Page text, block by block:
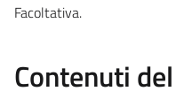
Facoltativa.
Contenuti